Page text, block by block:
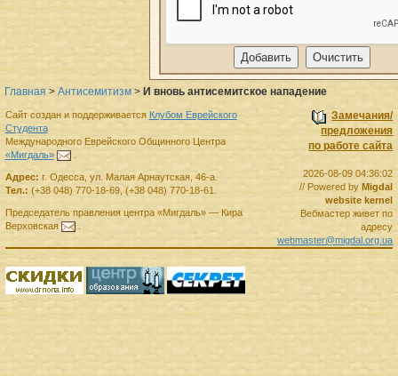
Главная > Антисемитизм > И вновь антисемитское нападение
Замечания/
предложения
по работе сайта
2026-08-09 04:36:02
// Powered byMigdal
website kernel
Вебмастер живет по
адресу
webmaster@migdal.org.ua
Сайт создан и поддерживается Клубом Еврейского
Студента
Международного Еврейского Общинного Центра
«Мигдаль»
.
Адрес: г. Одесса, ул. Малая Арнаутская, 46-а.
Тел.: (+38 048) 770-18-69, (+38 048) 770-18-61
Председатель правленияцентра «Мигдаль»— Кира
Верховская
.